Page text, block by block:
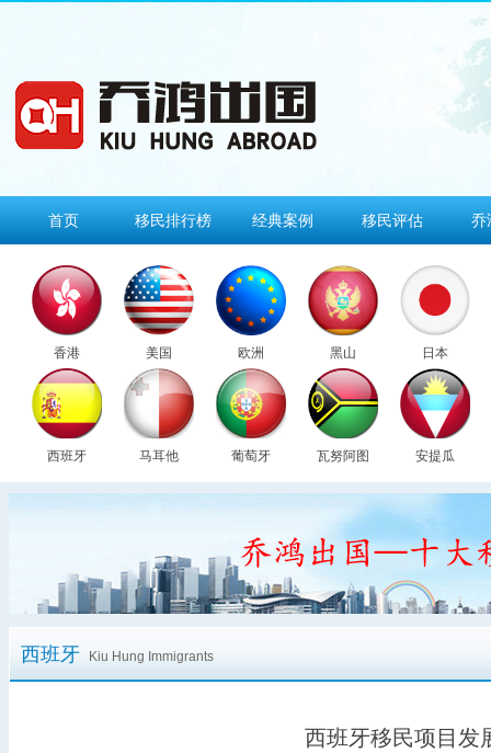
首页 移民排行榜 经典案例 移民评估 乔
香港 美国 欧洲 黑山 日本
西班牙 马耳他 葡萄牙 瓦努阿图 安提瓜
西班牙 Kiu Hung Immigrants
西班牙移民项目发